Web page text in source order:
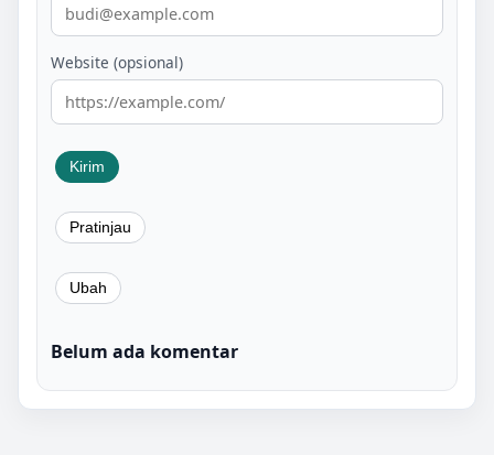
Website (opsional)
Belum ada komentar